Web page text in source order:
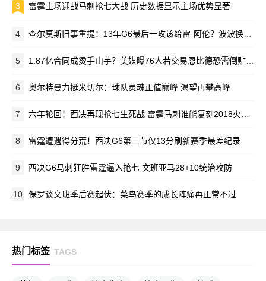
3 雷霆主场迎战马刺抢七大战 历史数据显示主场优势显著
4 查尔莫斯旧事重提：13年G6最后一攻该给雷·阿伦？波波换下邓肯成就经典
5 1.87亿合同成烫手山芋？美媒曝76人若交易恩比德恐需倒贴选秀权
6 奥尔特曼力挺米切尔：球队灵魂正值巅峰 渴望再攀高峰
7 六年轮回！西决再现抢七生死战 雷霆马刺谁能复刻2018火勇经典？
8 雷霆遭遇得分荒！西决G6第三节仅13分刷新赛季最差纪录
9 西决G6马刺狂胜雷霆逼入抢七 文班亚马28+10统治攻防
10 保罗谈文班季后赛起伏：菜鸟赛季的成长阵痛再正常不过
热门标签 TAGS